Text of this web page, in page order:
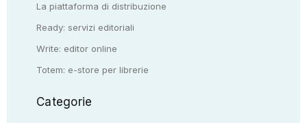
La piattaforma di distribuzione
Ready: servizi editoriali
Write: editor online
Totem: e-store per librerie
Categorie